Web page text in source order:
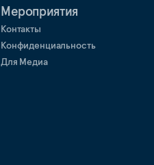
Мероприятия
Контакты
Конфиденциальность
Для Медиа